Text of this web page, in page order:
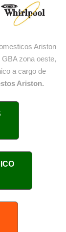
Ariston
zona oeste,
a cargo de
Ariston.